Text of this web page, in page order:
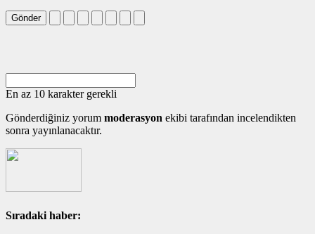
Gönder
En az 10 karakter gerekli
Gönderdiğiniz yorum moderasyon ekibi tarafından incelendikten
sonra yayınlanacaktır.
Sıradaki haber: